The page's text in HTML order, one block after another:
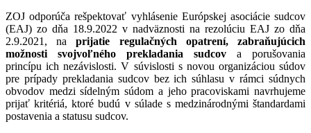
ZOJ odporúča rešpektovať vyhlásenie Európskej asociácie sudcov
(EAJ) zo dňa 18.9.2022 v nadväznosti na rezolúciu EAJ zo dňa
2.9.2021, naprijatie regulačných opatrení, zabraňujúcich
možnosti svojvoľného prekladania sudcov a porušovania
princípu ich nezávislosti. V súvislosti s novou organizáciou súdov
pre prípady prekladania sudcov bez ich súhlasu v rámci súdnych
obvodov medzi sídelným súdom a jeho pracoviskami navrhujeme
prijať kritériá, ktoré budú v súlade s medzinárodnými štandardami
postavenia a statusu sudcov.